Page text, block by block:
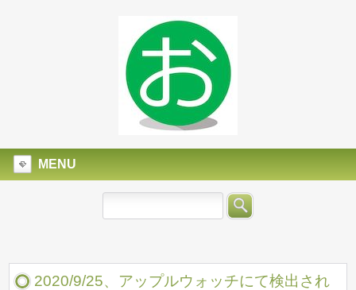
MENU
2020/9/25、アップルウォッチにて検出され